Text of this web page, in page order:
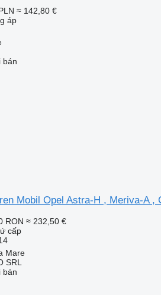
≈ 142,80 €
áp
bán
Mobil Opel Astra-H , Meriva-A
RON ≈ 232,50 €
cấp
Mare
SRL
bán